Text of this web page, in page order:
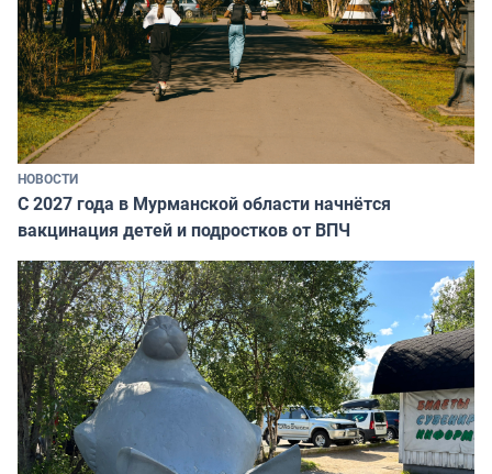
НОВОСТИ
С 2027 года в Мурманской области начнётся
вакцинация детей и подростков от ВПЧ